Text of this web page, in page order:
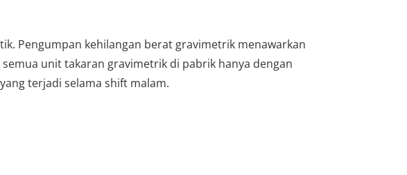
Pengumpan kehilangan berat gravimetrik menawarkan
unit takaran gravimetrik di pabrik hanya dengan
terjadi selama shift malam.